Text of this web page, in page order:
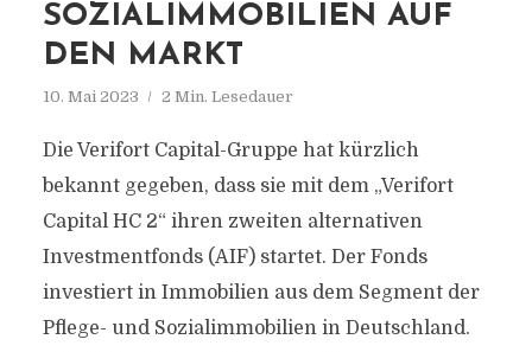
SOZIALIMMOBILIEN AUF
DEN MARKT
10. Mai 2023 2 Min. Lesedauer
Die Verifort Capital-Gruppe hat kürzlich
bekannt gegeben, dass sie mit dem „Verifort
Capital HC 2“ ihren zweiten alternativen
Investmentfonds (AIF) startet. Der Fonds
investiert in Immobilien aus dem Segment der
Pflege- und Sozialimmobilien in Deutschland.